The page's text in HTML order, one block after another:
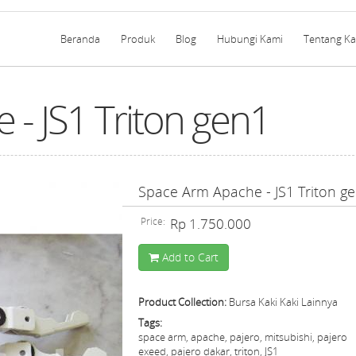
Beranda Produk Blog Hubungi Kami Tentang
JS1 Triton gen1
Space Arm Apache - JS1 Triton
Price: Rp 1.750.000
Add to Cart
Product Collection: Bursa Kaki Kaki Lainnya
Tags:
space arm, apache, pajero, mitsubishi, pajero
exeed, pajero dakar, triton, JS1